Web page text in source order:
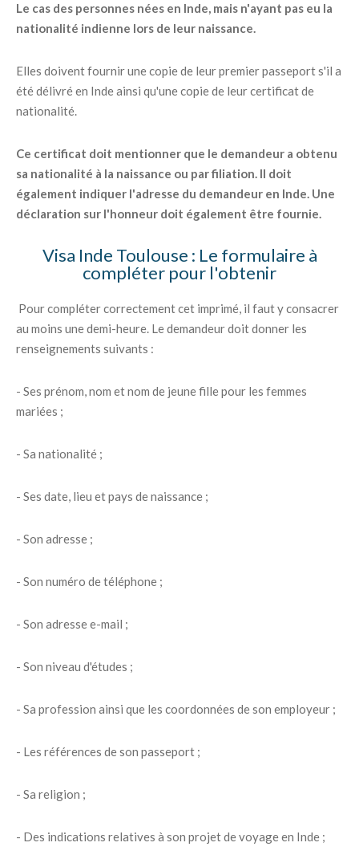
Le cas des personnes nées en Inde, mais n'ayant pas eu la
nationalité indienne lors de leur naissance.
Elles doivent fournir une copie de leur premier passeport s'il a
été délivré en Inde ainsi qu'une copie de leur certificat de
nationalité.
Ce certificat doit mentionner que le demandeur a obtenu
sa nationalité à la naissance ou par filiation. Il doit
également indiquer l'adresse du demandeur en Inde. Une
déclaration sur l'honneur doit également être fournie.
Visa Inde Toulouse : Le formulaire à
compléter pour l'obtenir
Pour compléter correctement cet imprimé, il faut y consacrer
au moins une demi-heure. Le demandeur doit donner les
renseignements suivants :
- Ses prénom, nom et nom de jeune fille pour les femmes
mariées ;
- Sa nationalité ;
- Ses date, lieu et pays de naissance ;
- Son adresse ;
- Son numéro de téléphone ;
- Son adresse e-mail ;
- Son niveau d'études ;
- Sa profession ainsi que les coordonnées de son employeur ;
- Les références de son passeport ;
- Sa religion ;
- Des indications relatives à son projet de voyage en Inde ;